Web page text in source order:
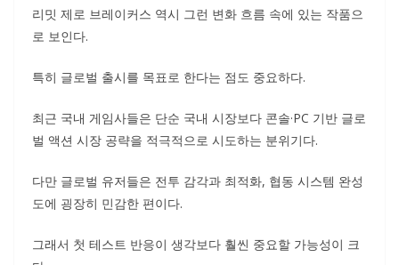
리밋 제로 브레이커스 역시 그런 변화 흐름 속에 있는 작품으
로 보인다.
특히 글로벌 출시를 목표로 한다는 점도 중요하다.
최근 국내 게임사들은 단순 국내 시장보다 콘솔·PC 기반 글로
벌 액션 시장 공략을 적극적으로 시도하는 분위기다.
다만 글로벌 유저들은 전투 감각과 최적화, 협동 시스템 완성
도에 굉장히 민감한 편이다.
그래서 첫 테스트 반응이 생각보다 훨씬 중요할 가능성이 크